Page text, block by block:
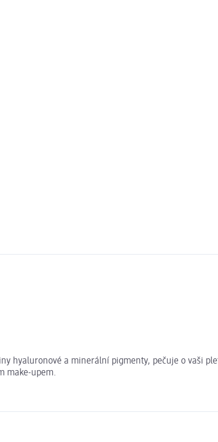
hyaluronové a minerální pigmenty, pečuje o vaši
make-upem.